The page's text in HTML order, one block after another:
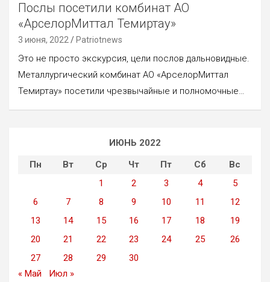
Послы посетили комбинат АО
«АрселорМиттал Темиртау»
3 июня, 2022 Patriotnews
Это не просто экскурсия, цели послов дальновидные.
Металлургический комбинат АО «АрселорМиттал
Темиртау» посетили чрезвычайные и полномочные…
ИЮНЬ 2022
Пн
Вт Ср Чт Пт Сб
Вс
1
2 3 4
5
6
7 8 9 10 11
12
13
14 15 16 17 18
19
20
21 22 23 24 25
26
27
28 29
30
« Май
Июл »